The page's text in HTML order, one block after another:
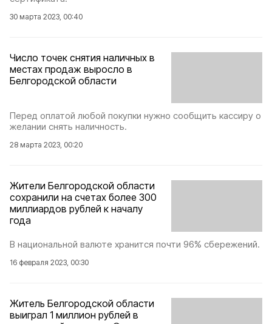
30 марта 2023, 00:40
Число точек снятия наличных в
местах продаж выросло в
Белгородской области
Перед оплатой любой покупки нужно сообщить кассиру о
желании снять наличность.
28 марта 2023, 00:20
Жители Белгородской области
сохранили на счетах более 300
миллиардов рублей к началу
года
В национальной валюте хранится почти 96% сбережений.
16 февраля 2023, 00:30
Житель Белгородской области
выиграл 1 миллион рублей в